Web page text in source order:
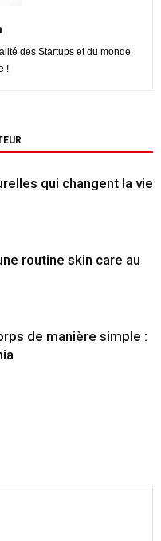
des Startups et du monde
!
qui changent la vie
routine skin care au
de manière simple :